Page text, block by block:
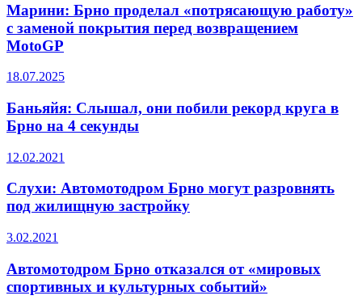
Марини: Брно проделал «потрясающую работу»
с заменой покрытия перед возвращением
MotoGP
18.07.2025
Баньяйя: Слышал, они побили рекорд круга в
Брно на 4 секунды
12.02.2021
Слухи: Автомотодром Брно могут разровнять
под жилищную застройку
3.02.2021
Автомотодром Брно отказался от «мировых
спортивных и культурных событий»